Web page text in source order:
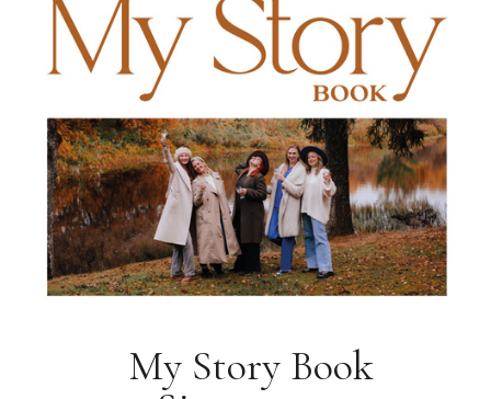
My Story Book